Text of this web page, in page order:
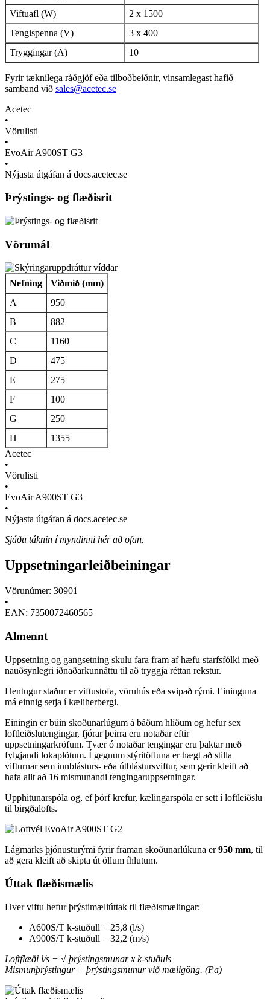
Viftuafl (W)
2 x 1500
Tengispenna (V)
3 x 400
Tryggingar (A)
10
Fyrir tæknilega ráðgjöf eða tilboðbeiðnir, vinsamlegast hafið
samband við sales@acetec.se
Acetec
•
Vörulisti
•
EvoAir A900ST G3
•
Nýjasta útgáfan á docs.acetec.se
Þrýstings- og flæðisrit
Vörumál
Nefning
Viðmið (mm)
A
950
B
882
C
1160
D
475
E
275
F
100
G
250
H
1355
Acetec
•
Vörulisti
•
EvoAir A900ST G3
•
Nýjasta útgáfan á docs.acetec.se
Sjáðu táknin í myndinni hér að ofan.
Uppsetningarleiðbeiningar
Vörunúmer: 30901
•
EAN: 7350072460565
Almennt
Uppsetning og gangsetning skulu fara fram af hæfu starfsfólki með
nauðsynlegri iðnaðarkunnáttu til að tryggja réttan rekstur.
Hentugur staður er viftustofa, vöruhús eða svipað rými. Eininguna
má einnig setja í kæliherbergi.
Einingin er búin skoðunarlúgum á báðum hliðum og hefur sex
loftleiðslutengingar, fjórar þeirra eru notaðar eftir
uppsetningarkröfum. Tvær ó notaðar tengingar eru þaktar með
fylgjandi lokaplötum. Í gegnum stýritöfluna er hægt að stilla
vifturnar sem innblásturs- eða útblástursviftur, sem gerir kleift að
hafa allt að 16 mismunandi tengingaruppsetningar.
Upphitunarspóla og, ef þörf krefur, kælingarspóla er sett í loftleiðslu
til birgðalofts.
Lágmarks þjónusturými fyrir framan skoðunarlúkuna er950 mm, til
að gera kleift að skipta út öllum íhlutum.
Úttak flæðismælis
Hver viftu hefur þrýstimæliúttak til flæðismælingar:
A600S/T k-stuðull = 25,8 (l/s)
A900S/T k-stuðull = 32,2 (m/s)
Loftflæði l/s = √ þrýstingsmunar x k-stuðuls
Mismunþrýstingur = þrýstingsmunur við mæligöng. (Pa)